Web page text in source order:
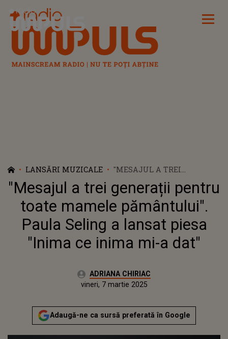
Radio Impuls
LANSĂRI MUZICALE
"MESAJUL A TREI
GENERAȚII PENTRU TOATE
MAMELE PĂMÂNTULUI".
PAULA SELING A LANSAT
PIESA "INIMA CE INIMA MI-
A DAT"
"Mesajul a trei generații pentru
toate mamele pământului".
Paula Seling a lansat piesa
"Inima ce inima mi-a dat"
Autor:ADRIANA CHIRIAC
Actualizat:
vineri, 7 martie 2025
Adaugă-ne ca sursă preferată în Google